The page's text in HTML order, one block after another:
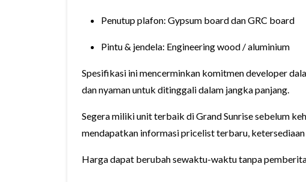
Penutup plafon: Gypsum board dan GRC board
Pintu & jendela: Engineering wood / aluminium
Spesifikasi ini mencerminkan komitmen developer
dan nyaman untuk ditinggali dalam jangka panjang.
Segera miliki unit terbaik di Grand Sunrise sebelum
mendapatkan informasi pricelist terbaru,
Harga dapat berubah sewaktu-waktu tanpa